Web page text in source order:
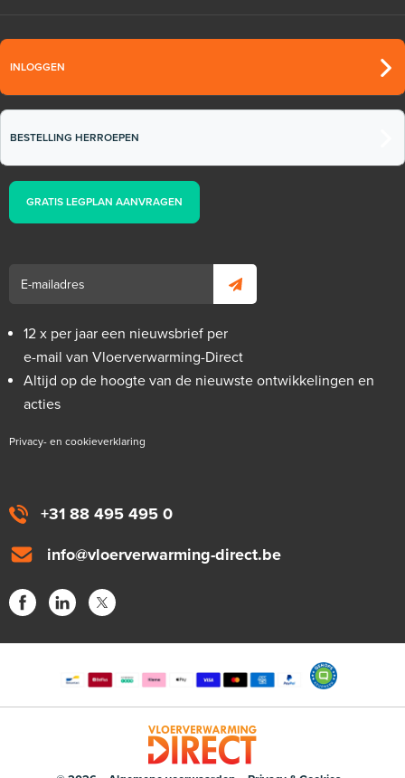
+31 88 495 495 0
info@vloerverwarming-direct.be
INLOGGEN
BESTELLING HERROEPEN
GRATIS LEGPLAN AANVRAGEN
12 x per jaar een nieuwsbrief per
e-mail van Vloerverwarming-Direct
Altijd op de hoogte van de nieuwste ontwikkelingen en
acties
Privacy- en cookieverklaring